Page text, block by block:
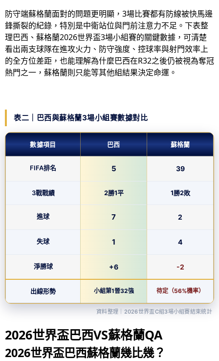
防守端蘇格蘭面對的問題更明顯，3場比賽都有防線被快馬邊
鋒撕裂的紀錄，特別是中衛站位與門前注意力不足。下表整
理巴西、蘇格蘭2026世界盃3場小組賽的關鍵數據，可清楚
看出兩支球隊在進攻火力、防守強度、控球率與射門效率上
的全方位差距，也能理解為什麼巴西在R32之後仍被視為奪冠
熱門之一，蘇格蘭則只能等其他組結果決定命運。
表二｜巴西與蘇格蘭3場小組賽數據對比
數據項目 巴西 蘇格蘭
FIFA排名 5 39
3戰戰績 2勝1平 1勝2敗
進球 7 2
失球 1 4
淨勝球 +6 -2
出線形勢 小組第1晉32強 待定（56%機率）
資料整理｜2026世界盃C組3場小組賽結束統計
2026世界盃巴西VS蘇格蘭QA
2026世界盃巴西蘇格蘭幾比幾？